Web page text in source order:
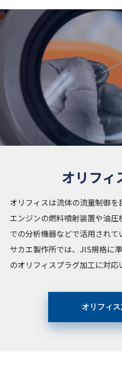
オリフィ
オリフィスは流体の流量制御
エンジンの燃料噴射装置や油
での分析機器などで活用されて
サカエ製作所では、JIS規格に
のオリフィスプラグ加工に対応
オリフィ